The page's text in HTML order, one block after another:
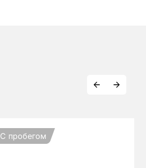
С пробегом